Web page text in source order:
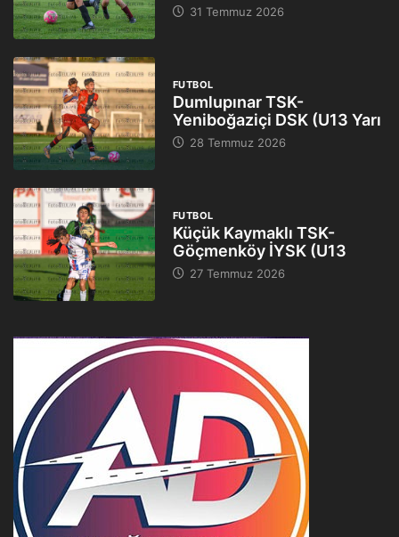
31 Temmuz 2026
FUTBOL
Dumlupınar TSK-
Yeniboğaziçi DSK (U13 Yarı
28 Temmuz 2026
FUTBOL
Küçük Kaymaklı TSK-
Göçmenköy İYSK (U13
27 Temmuz 2026